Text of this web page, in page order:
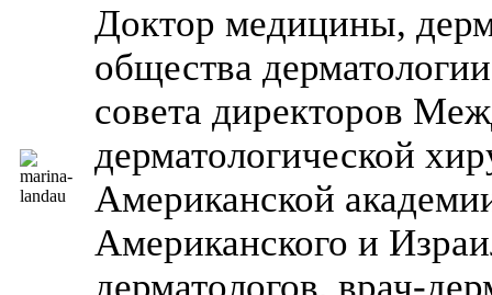
Доктор медицины,
общества
совета директоров
дерматологической
Американской
Американского и